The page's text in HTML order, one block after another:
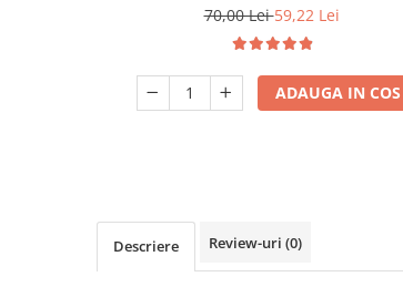
70,00 Lei59,22 Lei
ADAUGA IN COS
Descriere Review-uri (0)